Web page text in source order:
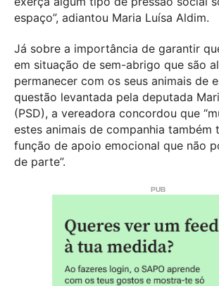
espaço”, adiantou Maria Luísa Aldim.
Já sobre a importância de garantir
em situação de sem-abrigo que são
permanecer com os seus animais de
questão levantada pela deputada
(PSD), a vereadora concordou que
estes animais de companhia também
função de apoio emocional que não
de parte”.